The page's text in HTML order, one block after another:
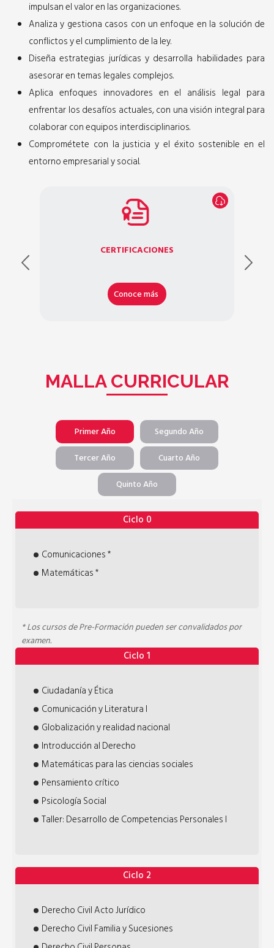
impulsan el valor en las organizaciones.
Analiza y gestiona casos con un enfoque en la solución de
conflictos y el cumplimiento de la ley.
Diseña estrategias jurídicas y desarrolla habilidades para
asesorar en temas legales complejos.
Aplica enfoques innovadores en el análisis legal para
enfrentar los desafíos actuales, con una visión integral para
colaborar con equipos interdisciplinarios.
Comprométete con la justicia y el éxito sostenible en el
entorno empresarial y social.
CERTIFICACIONES
Conoce más
MALLA CURRICULAR
Primer Año
Segundo Año
Tercer Año
Cuarto Año
Quinto Año
Ciclo 0
Comunicaciones *
Matemáticas *
* Los cursos de Pre-Formación pueden ser convalidados por
examen.
Ciclo 1
Ciudadanía y Ética
Comunicación y Literatura I
Globalización y realidad nacional
Introducción al Derecho
Matemáticas para las ciencias sociales
Pensamiento crítico
Psicología Social
Taller: Desarrollo de Competencias Personales I
Ciclo 2
Derecho Civil Acto Jurídico
Derecho Civil Familia y Sucesiones